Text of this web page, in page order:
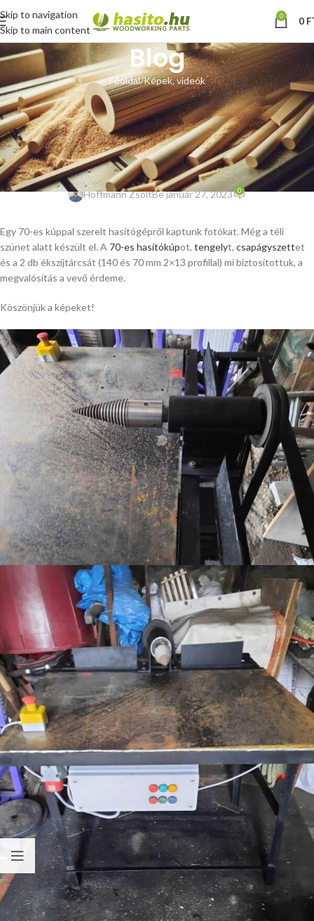
Skip to navigation
Skip to main content
0 0
Blog
Főoldal Képek, videók
KÉPEK, VIDEÓK
Villanymotor hajtású kúpos
hasítógép, 70-es kúppal –
vásárlói fotók.
Hoffmann ZsoltBe január 27, 2023 0
Egy 70-es kúppal szerelt hasítógépről kaptunk fotókat. Még a téli
szünet alatt készült el. A 70-es hasítókúpot, tengelyt, csapágyszettet
és a 2 db ékszíjtárcsát (140 és 70 mm 2×13 profillal) mi biztosítottuk, a
megvalósítás a vevő érdeme.
Köszönjük a képeket!